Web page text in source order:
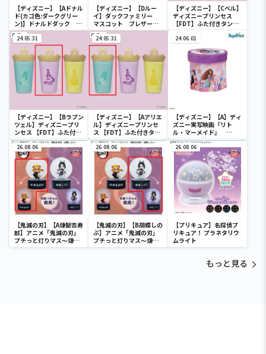
【ディズニー】【Aドナル
ド(カゴ色:ダークグリー
ン)】ドナルドダック ミ
ニメッシュカゴ
【ディズニー】【Dルー
イ】ダックファミリー
マスコット ブレザーコ
スチューム
【ディズニー】【Cベル】
ディズニープリンセス
【FDT】ふた付きタンブ
24.05.31
【ディズニー】【Bラプン
ツェル】ディズニープリ
ンセス 【FDT】ふた付き
タンブラー
24.05.31
【ディズニー】【Aアリエ
ル】ディズニープリンセ
ス 【FDT】ふた付きタン
ブラー
24.06.01
【ディズニー】【A】ディ
ズニー実写映画『リト
ル・マーメイド』
[PtZ]折り畳みボックス
チェアー
26.08.06
【鬼滅の刃】【A煉獄杏寿
郎】アニメ「鬼滅の刃」
プチっと灯りマス～煉獄
杏寿郎・胡蝶しのぶ～
26.08.06
【鬼滅の刃】【B胡蝶しの
ぶ】アニメ「鬼滅の刃」
プチっと灯りマス～煉獄
杏寿郎・胡蝶しのぶ～
26.08.06
【プリキュア】名探偵プ
リキュア！ プラネタリウ
ムライト
もっと見る